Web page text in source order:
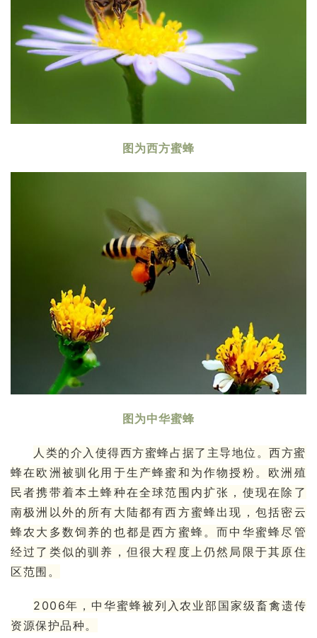
图为西方蜜蜂
图为中华蜜蜂
人类的介入使得西方蜜蜂占据了主导地位。西方蜜
蜂在欧洲被驯化用于生产蜂蜜和为作物授粉。欧洲殖
民者携带着本土蜂种在全球范围内扩张，使现在除了
南极洲以外的所有大陆都有西方蜜蜂出现，包括密云
蜂农大多数饲养的也都是西方蜜蜂。而中华蜜蜂尽管
经过了类似的驯养，但很大程度上仍然局限于其原住
区范围。
2006年，中华蜜蜂被列入农业部 国家级畜禽遗传
资源保护品种。